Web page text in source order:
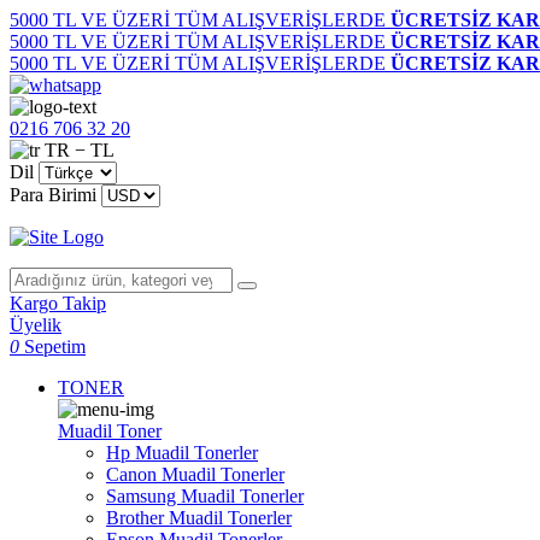
5000 TL VE ÜZERİ TÜM ALIŞVERİŞLERDE ÜCRETSİZ
5000 TL VE ÜZERİ TÜM ALIŞVERİŞLERDE ÜCRETSİZ
5000 TL VE ÜZERİ TÜM ALIŞVERİŞLERDE ÜCRETSİZ
0216 706 32 20
TR − TL
Dil
Para Birimi
Kargo Takip
Üyelik
0 Sepetim
TONER
Muadil Toner
Hp Muadil Tonerler
Canon Muadil Tonerler
Samsung Muadil Tonerler
Brother Muadil Tonerler